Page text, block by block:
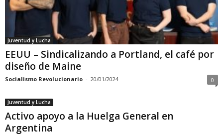
Juventud y Lucha
EEUU – Sindicalizando a Portland, el café por
diseño de Maine
Socialismo Revolucionario - 20/01/2024 0
Juventud y Lucha
Activo apoyo a la Huelga General en
Argentina